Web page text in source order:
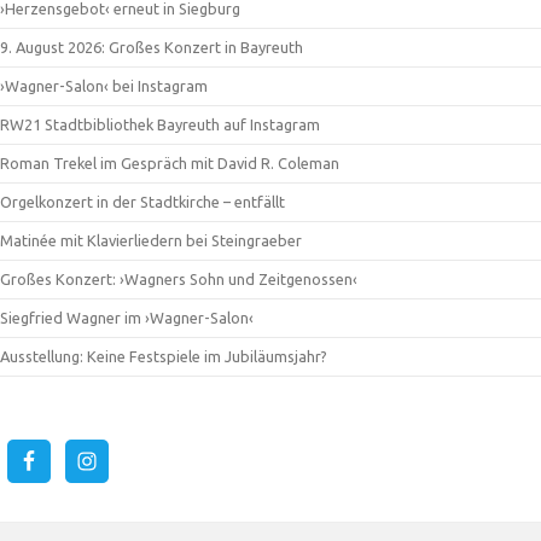
›Herzensgebot‹ erneut in Siegburg
9. August 2026: Großes Konzert in Bayreuth
›Wagner-Salon‹ bei Instagram
RW21 Stadtbibliothek Bayreuth auf Instagram
Roman Trekel im Gespräch mit David R. Coleman
Orgelkonzert in der Stadtkirche – entfällt
Matinée mit Klavierliedern bei Steingraeber
Großes Konzert: ›Wagners Sohn und Zeitgenossen‹
Siegfried Wagner im ›Wagner-Salon‹
Ausstellung: Keine Festspiele im Jubiläumsjahr?